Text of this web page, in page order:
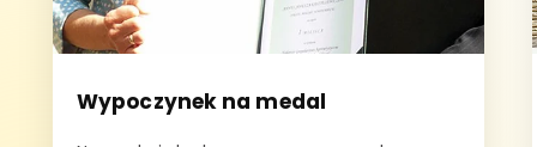
Wypoczynek na medal